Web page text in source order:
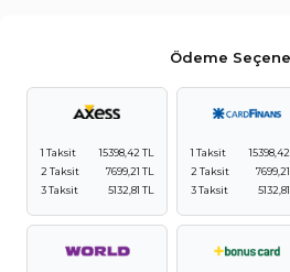
Ödeme
1 Taksit
15398,42 TL
2 Taksit
7699,21 TL
3 Taksit
5132,81 TL
1 Taksit
15398,42
2 Taksit
7699,21
3 Taksit
5132,81